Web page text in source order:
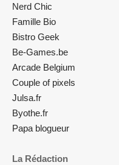
Nerd Chic
Famille Bio
Bistro Geek
Be-Games.be
Arcade Belgium
Couple of pixels
Julsa.fr
Byothe.fr
Papa blogueur
La Rédaction